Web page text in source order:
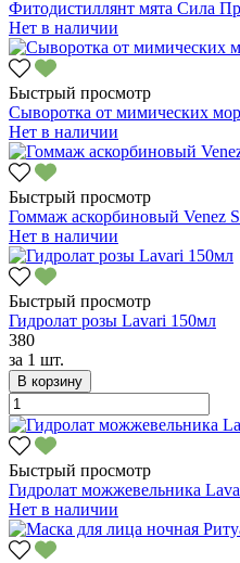
Фитодистиллянт мята Сила
Нет в наличии
Быстрый просмотр
Сыворотка от мимических
Нет в наличии
Быстрый просмотр
Гоммаж аскорбиновый Venez
Нет в наличии
Быстрый просмотр
Гидролат розы Lavari 150мл
380
за 1 шт.
В корзину
Быстрый просмотр
Гидролат можжевельника
Нет в наличии